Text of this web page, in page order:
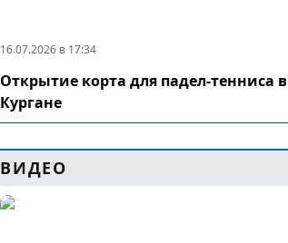
16.07.2026 в 17:34
Открытие корта для падел-тенниса в
Кургане
ВИДЕО